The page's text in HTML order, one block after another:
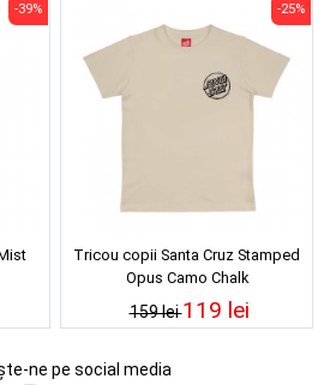
-39%
Tricou copii Santa Cruz Stamped
Opus Camo Chalk
159 lei
-25%
119 lei
ne pe social media